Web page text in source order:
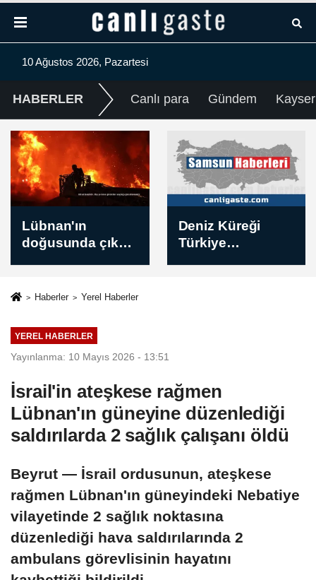
10 Ağustos 2026, Pazartesi
HABERLER Canlı para Gündem
Deniz Küreği
Türkiye
yapılacak
Çaykur
Rizespor'da
Haberler Yerel Haberler
YEREL HABERLER
Yayınlanma: 10 Mayıs 2026 - 13:51
İsrail'in ateşkese rağmen
Lübnan'ın güneyine düzenlediği
saldırılarda 2 sağlık çalışanı öldü
Beyrut — İsrail ordusunun, ateşkese
rağmen Lübnan'ın güneyindeki Nebatiye
vilayetinde 2 sağlık noktasına
düzenlediği hava saldırılarında 2
ambulans görevlisinin hayatını